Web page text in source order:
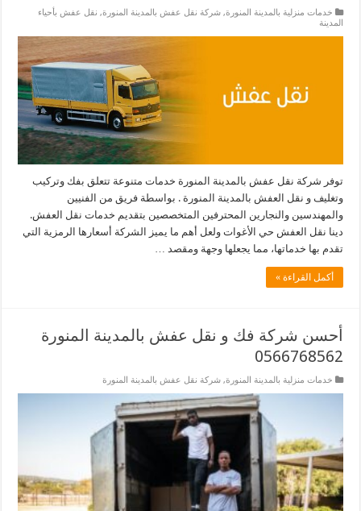
خدمات منزلية بالمدينة المنورة,شركة نقل عفش بالمدينة المنورة, نقل عفش بأحياء
المدينة
توفر شركة نقل عفش بالمدينة المنورة خدمات متنوعة تتعلق بفك وتركيب
وتغليف و نقل العفش بالمدينة المنورة . بواسطة فريق من الفنيين
والمهندسين والنجارين المحترفين المتخصصين بتقديم خدمات نقل العفش.
دينا نقل العفش حي الأغوات ولعل أهم ما يميز الشركة أسعارها الرمزية التي
تقدم بها خدماتها، مما يجعلها وجهة ومقصد …
أكمل القراءة »
أحسن شركة فك و نقل عفش بالمدينة المنورة
0566768562
خدمات منزلية بالمدينة المنورة,شركة نقل عفش بالمدينة المنورة